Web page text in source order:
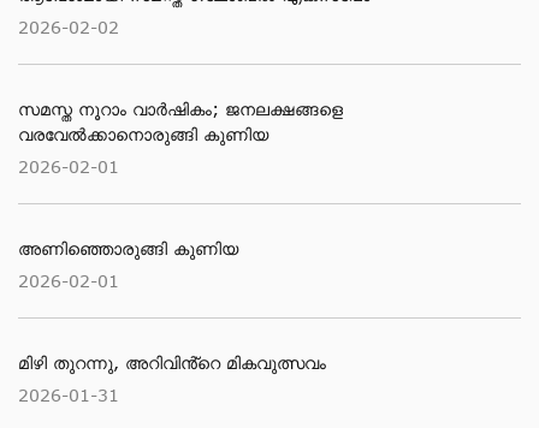
2026-02-02
സമസ്ത നൂറാം വാര്‍ഷികം; ജനലക്ഷങ്ങളെ
വരവേല്‍ക്കാനൊരുങ്ങി കുണിയ
2026-02-01
അണിഞ്ഞൊരുങ്ങി കുണിയ
2026-02-01
മിഴി തുറന്നു, അറിവിൻ്റെ മികവുത്സവം
2026-01-31